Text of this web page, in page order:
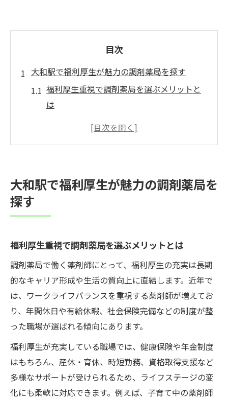
目次
大和駅で福利厚生が魅力の調剤薬局を探す
福利厚生重視で調剤薬局を選ぶメリットと
は
大和駅周辺で福利厚生が充実した職場の探
薬剤師が感じる福利厚生のリアルな魅力
説
安心感を生む調剤薬局の福利厚生事例
働く上で重要な福利厚生の具体的な内容
薬剤師目線で見る福利厚生のチェック項目
福利厚生で変わる職場の雰囲気と働き方
ワークライフバランス重視なら福利厚生充実の
環境へ
福利厚生がワークライフバランスに与える
影響
大和駅で福利厚生が魅力の調剤薬局を
探す
福利厚生重視で調剤薬局を選ぶメリットとは
調剤薬局で働く薬剤師にとって、福利厚生の充実は長期
的なキャリア形成や生活の質向上に直結します。近年で
は、ワークライフバランスを重視する薬剤師が増えてお
り、年間休日や有給休暇、社会保険完備などの制度が整
った職場が選ばれる傾向にあります。
福利厚生が充実している職場では、健康保険や年金制度
はもちろん、産休・育休、時短勤務、資格取得支援など
多様なサポートが受けられるため、ライフステージの変
化にも柔軟に対応できます。例えば、子育て中の薬剤師